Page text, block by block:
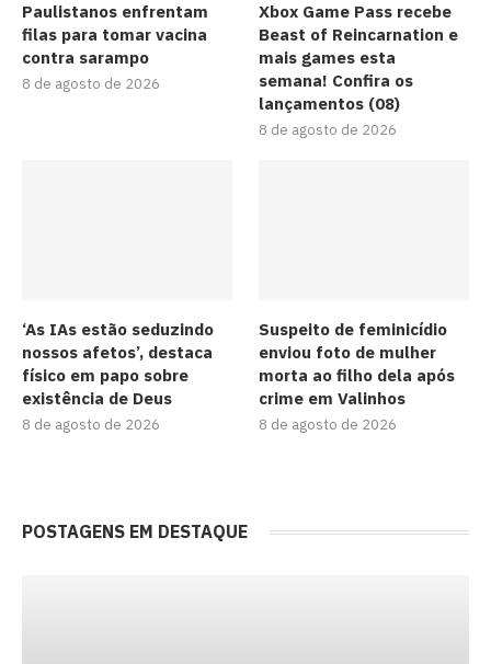
Paulistanos enfrentam
filas para tomar vacina
contra sarampo
8 de agosto de 2026
Xbox Game Pass recebe
Beast of Reincarnation e
mais games esta
semana! Confira os
lançamentos (08)
8 de agosto de 2026
‘As IAs estão seduzindo
nossos afetos’, destaca
físico em papo sobre
existência de Deus
8 de agosto de 2026
Suspeito de feminicídio
enviou foto de mulher
morta ao filho dela após
crime em Valinhos
8 de agosto de 2026
POSTAGENS EM DESTAQUE